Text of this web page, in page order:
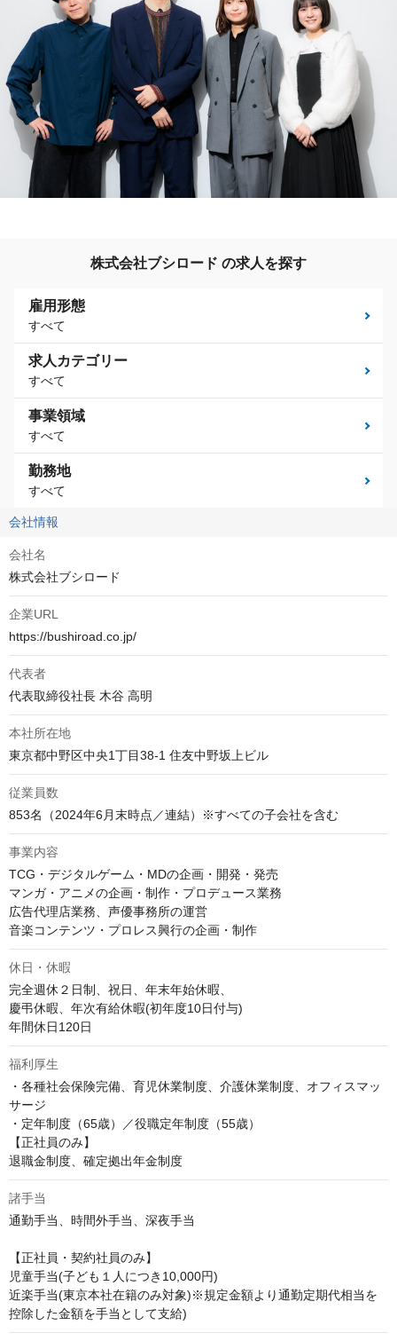
株式会社ブシロード の求人を探す
雇用形態
すべて
求人カテゴリー
すべて
事業領域
すべて
勤務地
すべて
会社情報
会社名
株式会社ブシロード
企業URL
https://bushiroad.co.jp/
代表者
代表取締役社長 木谷 高明
本社所在地
東京都中野区中央1丁目38-1 住友中野坂上ビル
従業員数
853名（2024年6月末時点／連結）※すべての子会社を含む
事業内容
TCG・デジタルゲーム・MDの企画・開発・発売
マンガ・アニメの企画・制作・プロデュース業務
広告代理店業務、声優事務所の運営
音楽コンテンツ・プロレス興行の企画・制作
休日・休暇
完全週休２日制、祝日、年末年始休暇、
慶弔休暇、年次有給休暇(初年度10日付与)
福利厚生
・各種社会保険完備、育児休業制度、介護休業制度、オフィスマッ
サージ
・定年制度（65歳）／役職定年制度（55歳）
【正社員のみ】
退職金制度、確定拠出年金制度
諸手当
通勤手当、時間外手当、深夜手当
【正社員・契約社員のみ】
児童手当(子ども１人につき10,000円)
近楽手当(東京本社在籍のみ対象)※規定金額より通勤定期代相当を
控除した金額を手当として支給)